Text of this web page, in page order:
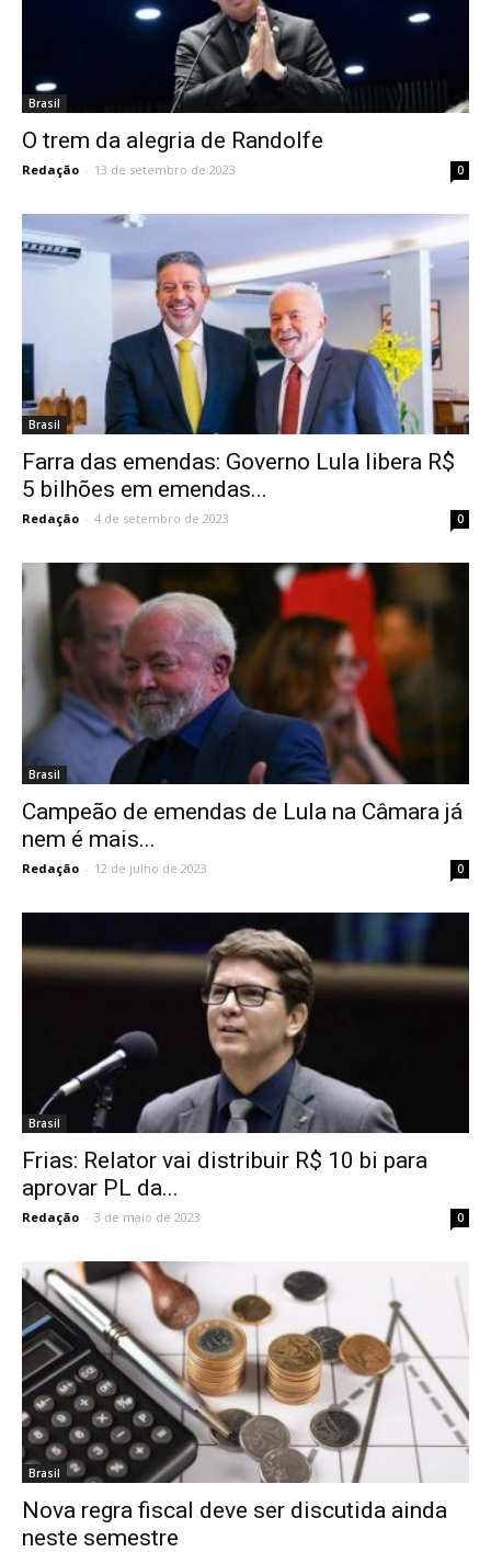
Brasil
O trem da alegria de Randolfe
Redação - 13 de setembro de 2023 0
Brasil
Farra das emendas: Governo Lula libera R$
5 bilhões em emendas...
Redação - 4 de setembro de 2023 0
Brasil
Campeão de emendas de Lula na Câmara já
nem é mais...
Redação - 12 de julho de 2023 0
Brasil
Frias: Relator vai distribuir R$ 10 bi para
aprovar PL da...
Redação - 3 de maio de 2023 0
Brasil
Nova regra fiscal deve ser discutida ainda
neste semestre